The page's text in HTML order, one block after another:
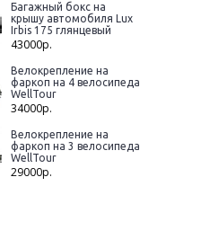
Багажный бокс на
крышу автомобиля Lux
Irbis 175 глянцевый
43000р.
Велокрепление на
фаркоп на 4 велосипеда
WellTour
34000р.
Велокрепление на
фаркоп на 3 велосипеда
WellTour
29000р.